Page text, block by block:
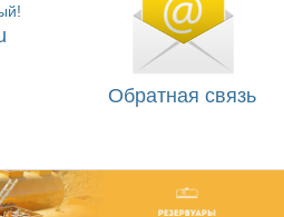
Обратная связь